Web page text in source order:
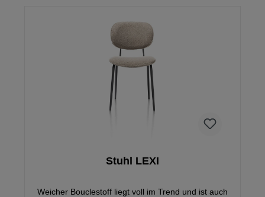
Stuhl LEXI
Weicher Bouclestoff liegt voll im Trend und ist auch